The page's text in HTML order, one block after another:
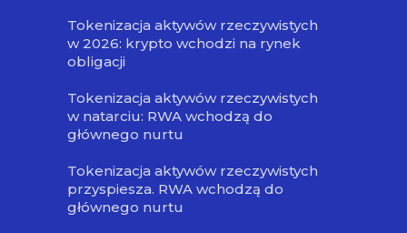
Tokenizacja aktywów rzeczywistych
w 2026: krypto wchodzi na rynek
obligacji
Tokenizacja aktywów rzeczywistych
w natarciu: RWA wchodzą do
głównego nurtu
Tokenizacja aktywów rzeczywistych
przyspiesza. RWA wchodzą do
głównego nurtu